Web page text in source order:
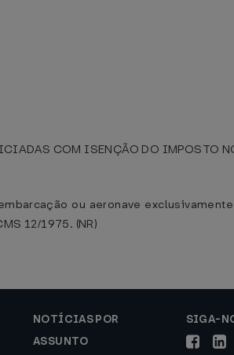
COM ISENÇÃO DO IMPOSTO
ou aeronave
12/1975. (NR)
NOTÍCIAS POR
ASSUNTO
SIGA-